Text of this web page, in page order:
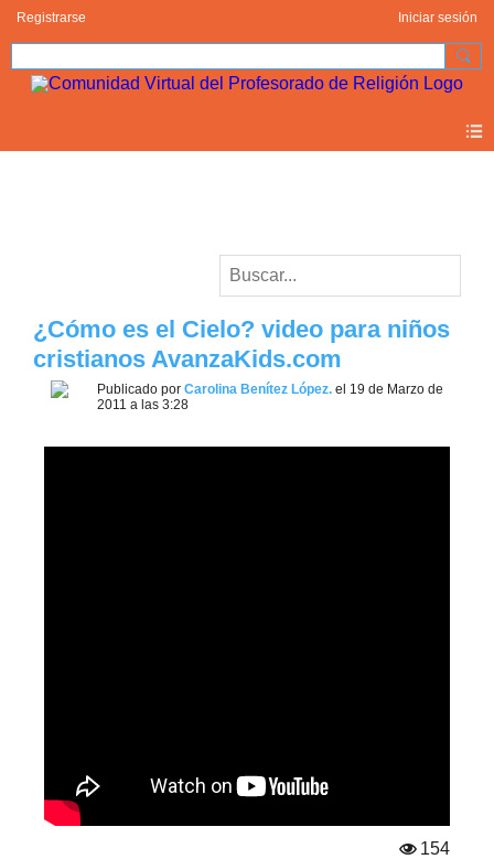
Registrarse Iniciar sesión
¿Cómo es el Cielo? video para niños
cristianos AvanzaKids.com
Publicado por Carolina Benítez López. el 19 de Marzo de
2011 a las 3:28
154